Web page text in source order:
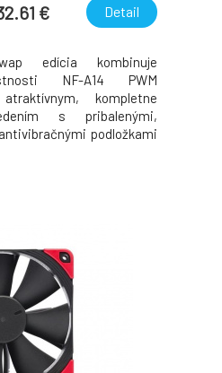
€ Detail
edícia kombinuje
NF-A14 PWM
kompletne
s pribalenými,
podložkami